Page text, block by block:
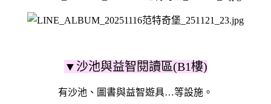
▼沙池與益智閱讀區(B1樓)
有沙池、圖書與益智遊具…等設施。